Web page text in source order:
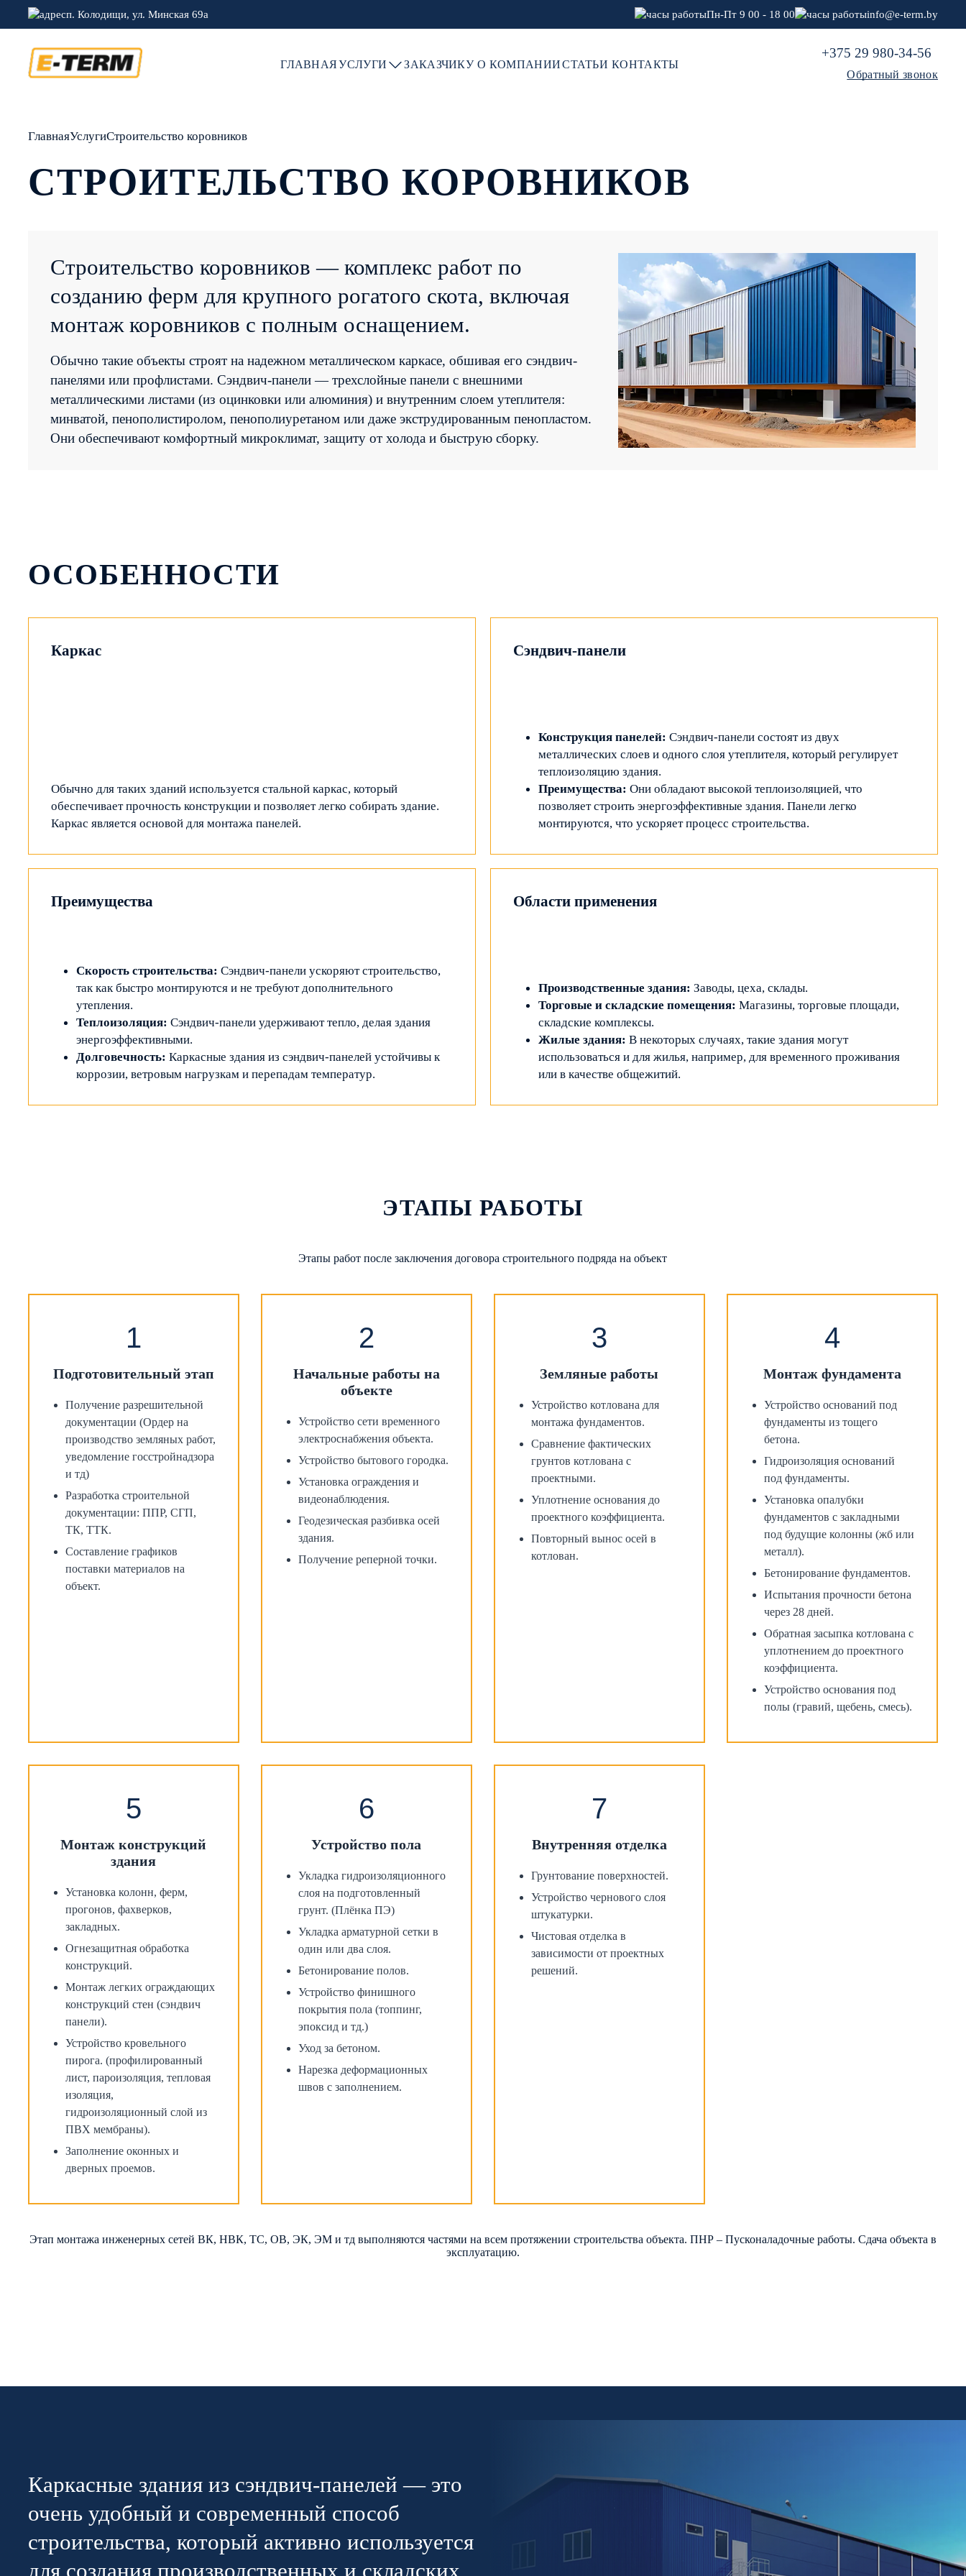
п. Колодищи, ул. Минская 69а Пн-Пт 9 00 - 18 00 info@e-term.by
ГЛАВНАЯУСЛУГИ ЗАКАЗЧИКУ О КОМПАНИИСТАТЬИ КОНТАКТЫ
+375 29 980-34-56
Обратный звонок
ГлавнаяУслугиСтроительство коровников
СТРОИТЕЛЬСТВО КОРОВНИКОВ
Строительство коровников — комплекс работ по
созданию ферм для крупного рогатого скота, включая
монтаж коровников с полным оснащением.
Обычно такие объекты строят на надежном металлическом каркасе, обшивая его сэндвич-
панелями или профлистами. Сэндвич-панели — трехслойные панели с внешними
металлическими листами (из оцинковки или алюминия) и внутренним слоем утеплителя:
минватой, пенополистиролом, пенополиуретаном или даже экструдированным пенопластом.
Они обеспечивают комфортный микроклимат, защиту от холода и быструю сборку.
ОСОБЕННОСТИ
Каркас
Обычно для таких зданий используется стальной каркас, который
обеспечивает прочность конструкции и позволяет легко собирать здание.
Каркас является основой для монтажа панелей.
Сэндвич-панели
Конструкция панелей: Сэндвич-панели состоят из двух
металлических слоев и одного слоя утеплителя, который регулирует
теплоизоляцию здания.
Преимущества: Они обладают высокой теплоизоляцией, что
позволяет строить энергоэффективные здания. Панели легко
монтируются, что ускоряет процесс строительства.
Преимущества
Скорость строительства: Сэндвич-панели ускоряют строительство,
так как быстро монтируются и не требуют дополнительного
утепления.
Теплоизоляция: Сэндвич-панели удерживают тепло, делая здания
энергоэффективными.
Долговечность: Каркасные здания из сэндвич-панелей устойчивы к
коррозии, ветровым нагрузкам и перепадам температур.
Области применения
Производственные здания: Заводы, цеха, склады.
Торговые и складские помещения: Магазины, торговые площади,
складские комплексы.
Жилые здания: В некоторых случаях, такие здания могут
использоваться и для жилья, например, для временного проживания
или в качестве общежитий.
ЭТАПЫ РАБОТЫ
Этапы работ после заключения договора строительного подряда на объект
Подготовительный этап
Получение разрешительной
документации (Ордер на
производство земляных работ,
уведомление госстройнадзора
и тд)
Разработка строительной
документации: ППР, СГП,
ТК, ТТК.
Составление графиков
поставки материалов на
объект.
Начальные работы на
объекте
Устройство сети временного
электроснабжения объекта.
Устройство бытового городка.
Установка ограждения и
видеонаблюдения.
Геодезическая разбивка осей
здания.
Получение реперной точки.
Земляные работы
Устройство котлована для
монтажа фундаментов.
Сравнение фактических
грунтов котлована с
проектными.
Уплотнение основания до
проектного коэффициента.
Повторный вынос осей в
котлован.
Монтаж фундамента
Устройство оснований под
фундаменты из тощего
бетона.
Гидроизоляция оснований
под фундаменты.
Установка опалубки
фундаментов с закладными
под будущие колонны (жб или
металл).
Бетонирование фундаментов.
Испытания прочности бетона
через 28 дней.
Обратная засыпка котлована с
уплотнением до проектного
коэффициента.
Устройство основания под
полы (гравий, щебень, смесь).
Монтаж конструкций
здания
Установка колонн, ферм,
прогонов, фахверков,
закладных.
Огнезащитная обработка
конструкций.
Монтаж легких ограждающих
конструкций стен (сэндвич
панели).
Устройство кровельного
пирога. (профилированный
лист, пароизоляция, тепловая
изоляция,
гидроизоляционный слой из
ПВХ мембраны).
Заполнение оконных и
дверных проемов.
Устройство пола
Укладка гидроизоляционного
слоя на подготовленный
грунт. (Плёнка ПЭ)
Укладка арматурной сетки в
один или два слоя.
Бетонирование полов.
Устройство финишного
покрытия пола (топпинг,
эпоксид и тд.)
Уход за бетоном.
Нарезка деформационных
швов с заполнением.
Внутренняя отделка
Грунтование поверхностей.
Устройство чернового слоя
штукатурки.
Чистовая отделка в
зависимости от проектных
решений.
Этап монтажа инженерных сетей ВК, НВК, ТС, ОВ, ЭК, ЭМ и тд выполняются частями на всем протяжении строительства объекта. ПНР – Пусконаладочные работы. Сдача объекта в
эксплуатацию.
Каркасные здания из сэндвич-панелей — это
очень удобный и современный способ
строительства, который активно используется
для создания производственных и складских
СВЯЗАТЬСЯ С НАМИ
Комментарий
ОТПРАВИТЬ